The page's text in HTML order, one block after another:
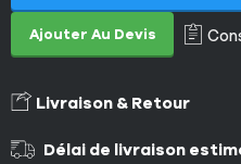
Ajouter Au Devis
Livraison & Retour
Délai de livraison